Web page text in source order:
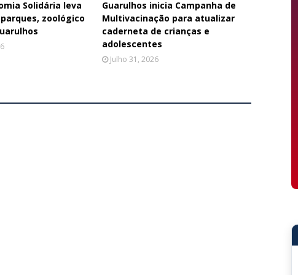
Solidária leva
zoológico
Guarulhos inicia Campanha de
Multivacinação para atualizar
caderneta de crianças e
adolescentes
Julho 31, 2026